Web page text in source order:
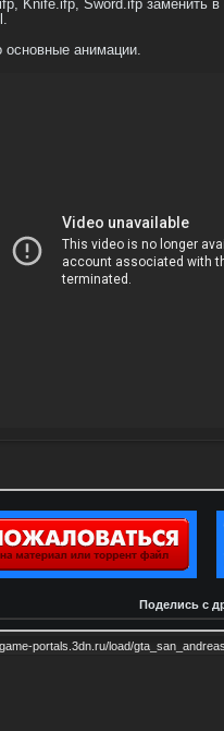
Knife.ifp, Sword.ifp заменить
основные анимации.
Поделись с